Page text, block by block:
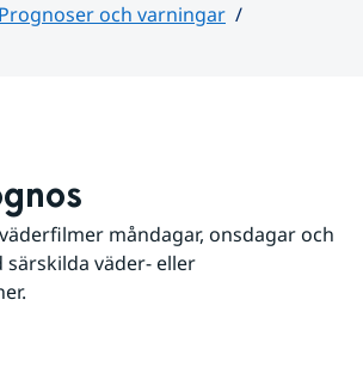
Prognoser och varningar
måndagar, onsdagar och
särskilda väder- eller